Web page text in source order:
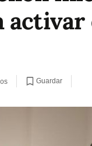
Guardar